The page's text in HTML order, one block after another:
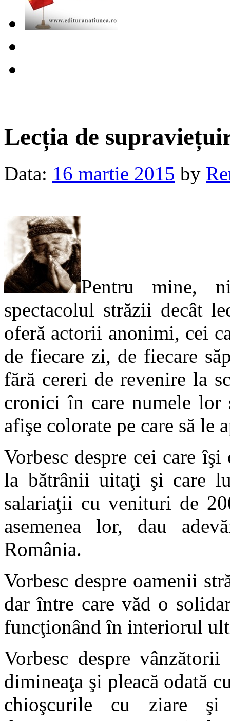
Lecția de
Data: 16 martie 2015 by
Pentru mine,
spectacolul străzii decât
oferă actorii anonimi, cei
de fiecare zi, de fiecare
fără cereri de revenire la
cronici în care numele lor
afişe colorate pe care să le
Vorbesc despre cei care
la bătrânii uitaţi şi care
salariaţii cu venituri de
asemenea lor, dau
România.
Vorbesc despre oamenii
dar între care văd o
funcţionând în interiorul
Vorbesc despre
dimineaţa şi pleacă odată
chioşcurile cu ziare